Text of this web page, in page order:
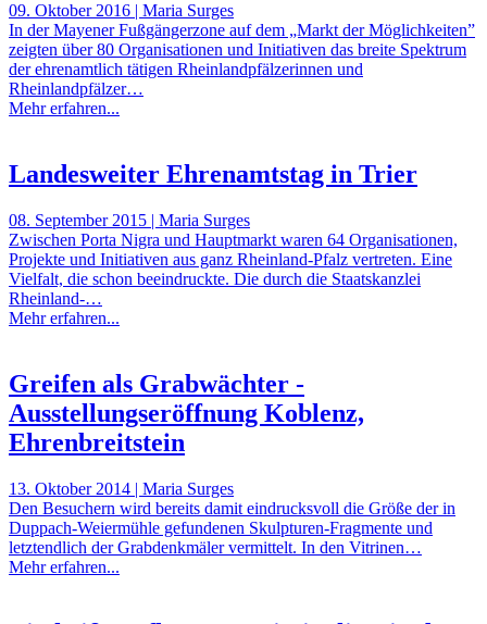
09. Oktober 2016 | Maria Surges
In der Mayener Fußgängerzone auf dem „Markt der Möglichkeiten”
zeigten über 80 Organisationen und Initiativen das breite Spektrum
der ehrenamtlich tätigen Rheinlandpfälzerinnen und
Rheinlandpfälzer…
Mehr erfahren...
Landesweiter Ehrenamtstag in Trier
08. September 2015 | Maria Surges
Zwischen Porta Nigra und Hauptmarkt waren 64 Organisationen,
Projekte und Initiativen aus ganz Rheinland-Pfalz vertreten. Eine
Vielfalt, die schon beeindruckte. Die durch die Staatskanzlei
Rheinland-…
Mehr erfahren...
Greifen als Grabwächter -
Ausstellungseröffnung Koblenz,
Ehrenbreitstein
13. Oktober 2014 | Maria Surges
Den Besuchern wird bereits damit eindrucksvoll die Größe der in
Duppach-Weiermühle gefundenen Skulpturen-Fragmente und
letztendlich der Grabdenkmäler vermittelt. In den Vitrinen…
Mehr erfahren...